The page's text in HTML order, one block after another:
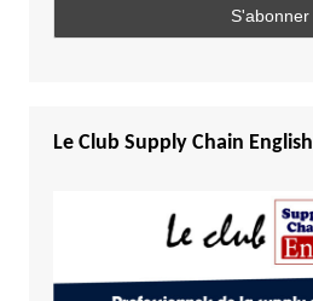
Le Club Supply Chain English